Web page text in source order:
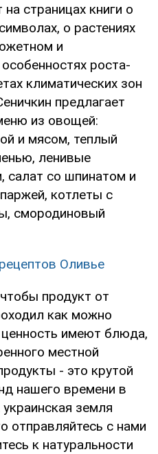
на страницах книги о
о растениях
и
роста-
климатических зон
предлагает
из овощей:
и мясом, теплый
ленивые
салат со шпинатом и
котлеты с
смородиновый
Оливье
продукт от
как можно
имеют блюда,
местной
- это крутой
нашего времени в
земля
отправляйтесь с нами
к натуральности